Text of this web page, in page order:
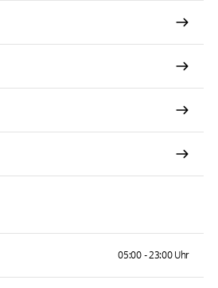
05:00 - 23:00 Uhr